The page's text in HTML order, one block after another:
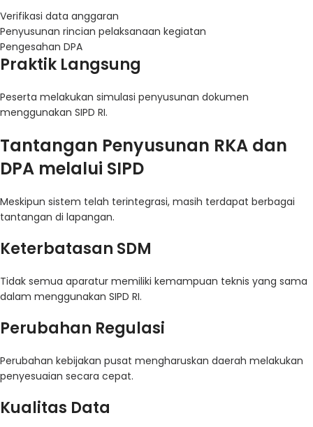
Verifikasi data anggaran
Penyusunan rincian pelaksanaan kegiatan
Pengesahan DPA
Praktik Langsung
Peserta melakukan simulasi penyusunan dokumen
menggunakan SIPD RI.
Tantangan Penyusunan RKA dan
DPA melalui SIPD
Meskipun sistem telah terintegrasi, masih terdapat berbagai
tantangan di lapangan.
Keterbatasan SDM
Tidak semua aparatur memiliki kemampuan teknis yang sama
dalam menggunakan SIPD RI.
Perubahan Regulasi
Perubahan kebijakan pusat mengharuskan daerah melakukan
penyesuaian secara cepat.
Kualitas Data